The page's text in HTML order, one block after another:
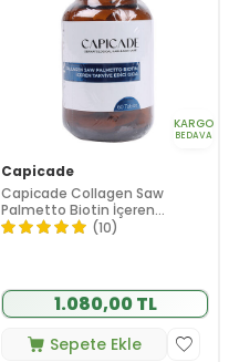
KARGO
BEDAVA
Capicade
Capicade Collagen Saw
Palmetto Biotin İçeren
Takviye Edici Gıda 60 Tablet
(10)
1.080,00 TL
Sepete Ekle